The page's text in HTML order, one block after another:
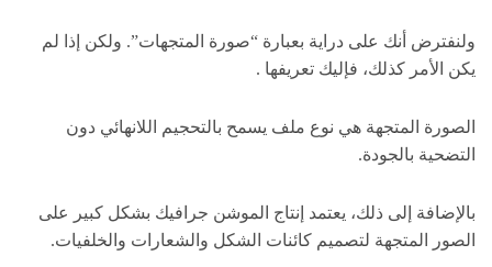
ولنفترض أنك على دراية بعبارة “صورة المتجهات”. ولكن إذا لم
يكن الأمر كذلك، فإليك تعريفها .
الصورة المتجهة هي نوع ملف يسمح بالتحجيم اللانهائي دون
التضحية بالجودة.
بالإضافة إلى ذلك، يعتمد إنتاج الموشن جرافيك بشكل كبير على
الصور المتجهة لتصميم كائنات الشكل والشعارات والخلفيات.